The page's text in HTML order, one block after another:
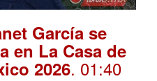
García se
en La Casa de
2026. 01:40